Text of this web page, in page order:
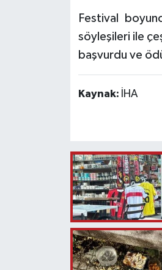
Festival
söyleşileri ile
başvurdu ve
Kaynak: İHA